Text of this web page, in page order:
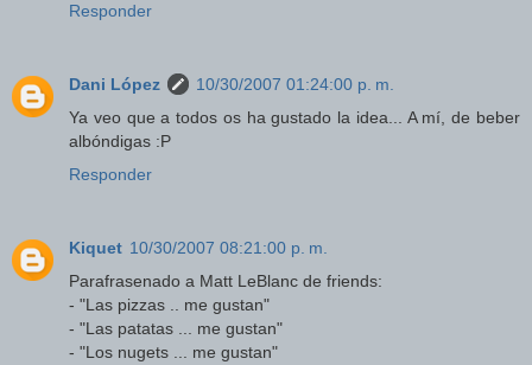
Responder
Dani López
10/30/2007 01:24:00 p. m.
Ya veo que a todos os ha gustado la idea... A mí, de beber
albóndigas :P
Responder
Kiquet 10/30/2007 08:21:00 p. m.
Parafrasenado a Matt LeBlanc de friends:
- "Las pizzas .. me gustan"
- "Las patatas ... me gustan"
- "Los nugets ... me gustan"